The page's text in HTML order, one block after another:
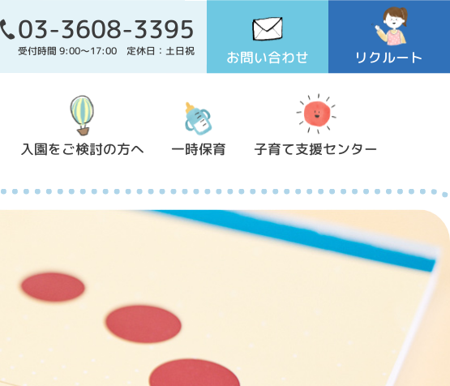
03-3608-3395
受付時間 9:00～17:00 定休日：土日祝 お問い合わせ リクルート
入園をご検討の方へ 一時保育 子育て支援センター